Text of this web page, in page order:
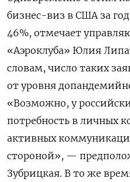
бизнес-виз в США за
46%, отмечает
«Аэроклуба» Юлия
словам, число таких
от уровня
«Возможно, у
потребность в личных
активных
стороной», —
Зубрицкая. В то же